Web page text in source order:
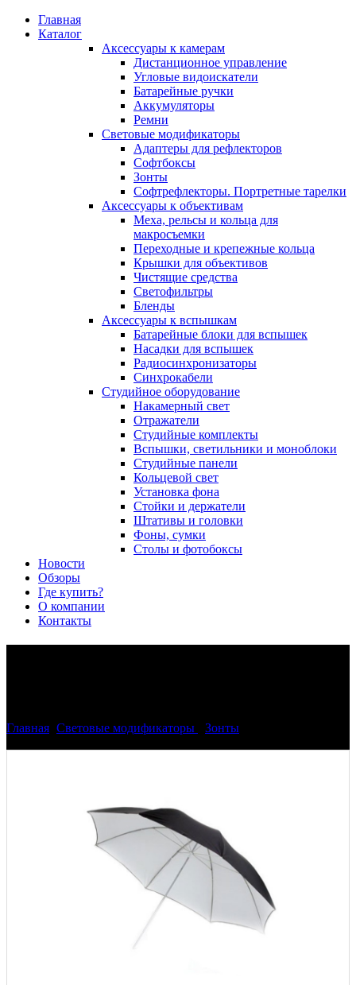
Главная
Каталог
Аксессуары к камерам
Дистанционное управление
Угловые видоискатели
Батарейные ручки
Аккумуляторы
Ремни
Световые модификаторы
Адаптеры для рефлекторов
Софтбоксы
Зонты
Софтрефлекторы. Портретные тарелки
Аксессуары к объективам
Меха, рельсы и кольца для
макросъемки
Переходные и крепежные кольца
Крышки для объективов
Чистящие средства
Светофильтры
Бленды
Аксессуары к вспышкам
Батарейные блоки для вспышек
Насадки для вспышек
Радиосинхронизаторы
Синхрокабели
Студийное оборудование
Накамерный свет
Отражатели
Студийные комплекты
Вспышки, светильники и моноблоки
Студийные панели
Кольцевой свет
Установка фона
Стойки и держатели
Штативы и головки
Фоны, сумки
Столы и фотобоксы
Новости
Обзоры
Где купить?
О компании
Контакты
Главная Световые модификаторы Зонты